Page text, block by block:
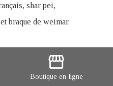
shar pei,
braque de weimar.
apparaître sur la
storefront
Boutique en ligne